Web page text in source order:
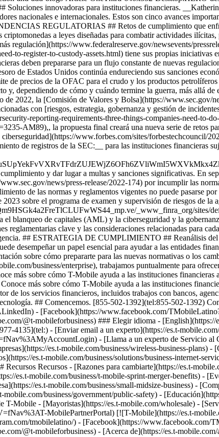
4135](tel:) - [Enviar email a un experto](https://es.t-
- [Llama a un experto de Servicio al
es.t-mobile.com/business/wireless-business-plans) -
es.t-mobile.com/business/solutions/business-internet-
Recursos Recursos - [Razones para cambiarte](https://es.t-
es.t-mobile.com/business/t-mobile-sprint-merger-benefits) -
es.t-mobile.com/business/small-midsize-business) -
business/government/public-safety) -
Mobile - [Mayoristas](https://es.t-mobile.com/wholesale) -
MobilePartnerPortal) [![T-Mobile](https://es.t-
tmobilelatino/) - [Facebook](https://www.facebook.com/
@t-mobileforbusiness) - [Acerca de](https://es.t-